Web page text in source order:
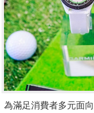
為滿足消費者多元面